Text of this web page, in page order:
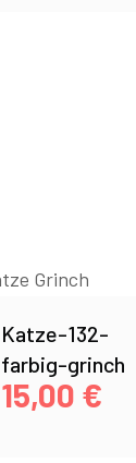
Katze-132-
farbig-grinch
15,00 €